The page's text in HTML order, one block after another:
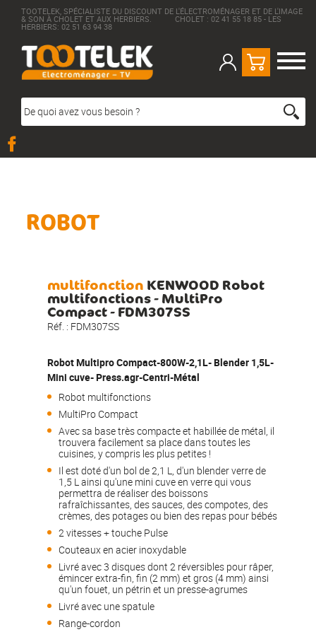
TOOTELEK, SPÉCIALISTE DU DISCOUNT DE L'ÉLECTROMÉNAGER ET DE L'IMAGE
& SON À CHOLET ET AUX HERBIERS. CHOLET : 02 41 55 18 85 - LES
HERBIERS: 02 51 63 94 38
ROBOT
multifonction KENWOOD Robot
multifonctions - MultiPro
Compact - FDM307SS
Réf. : FDM307SS
Robot Multipro Compact-800W-2,1L- Blender 1,5L-
Mini cuve- Press.agr-Centri-Métal
Robot multifonctions
MultiPro Compact
Avec sa base très compacte et habillée de métal, il
trouvera facilement sa place dans toutes les
cuisines, y compris les plus petites !
Il est doté d'un bol de 2,1 L, d'un blender verre de
1,5 L ainsi qu'une mini cuve en verre qui vous
permettra de réaliser des boissons
rafraîchissantes, des sauces, des compotes, des
crèmes, des potages ou bien des repas pour bébés
2 vitesses + touche Pulse
Couteaux en acier inoxydable
Livré avec 3 disques dont 2 réversibles pour râper,
émincer extra-fin, fin (2 mm) et gros (4 mm) ainsi
qu'un fouet, un pétrin et un presse-agrumes
Livré avec une spatule
Range-cordon